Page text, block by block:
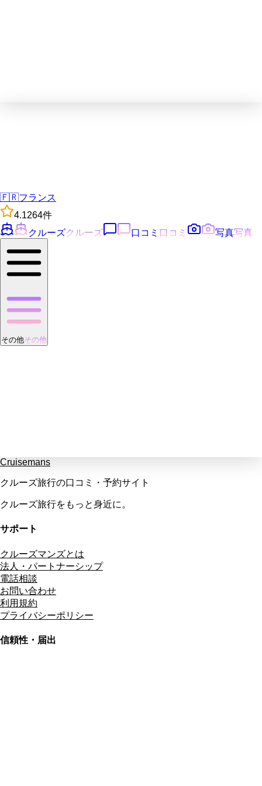
🇫🇷フランス
4.1264件
クルーズクルーズ 口コミ 口コミ 写真写真
その他その他
Cruisemans
クルーズ旅行の口コミ・予約サイト
クルーズ旅行をもっと身近に。
サポート
クルーズマンズとは
法人・パートナーシップ
電話相談
お問い合わせ
利用規約
プライバシーポリシー
信頼性・届出